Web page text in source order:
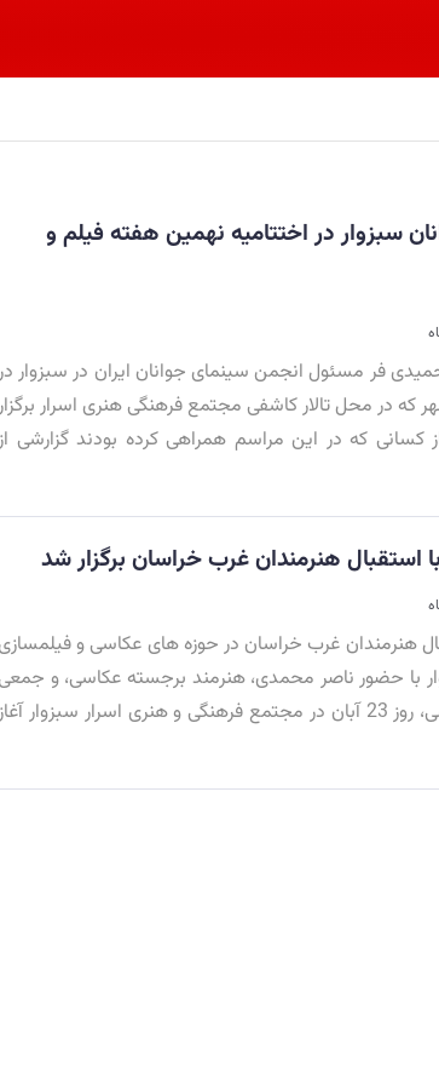
سبزوار در اختتامیه نهمین هفته فیلم و
فر مسئول انجمن سینمای جوانان ایران در سبزوار
در محل تالار کاشفی مجتمع فرهنگی هنری اسرار
که در این مراسم همراهی کرده بودند گزارشی
هنرمندان غرب خراسان برگزار شد
هنرمندان غرب خراسان در حوزه های عکاسی و فیلمسازی
با حضور ناصر محمدی، هنرمند برجسته عکاسی، و
از هنرمندان و علاقمندان به سینما و عکاسی، روز 23 آبان در مجتمع فرهنگی و هنری اسرار سبزوار